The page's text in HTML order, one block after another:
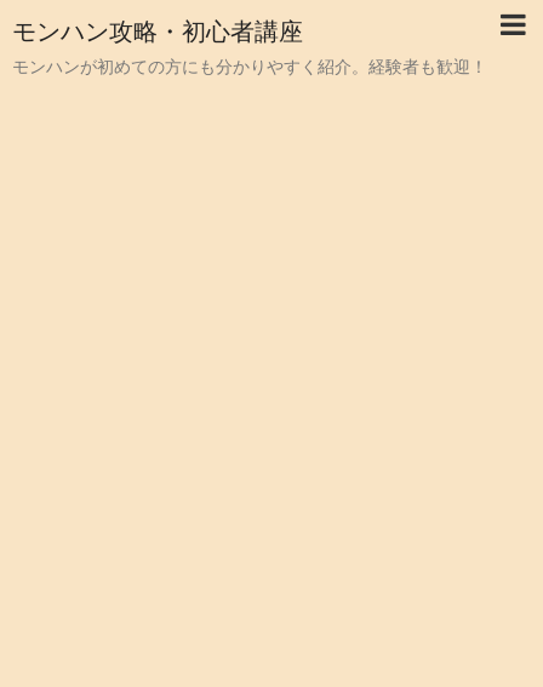
モンハン攻略・初心者講座
モンハンが初めての方にも分かりやすく紹介。経験者も歓迎！